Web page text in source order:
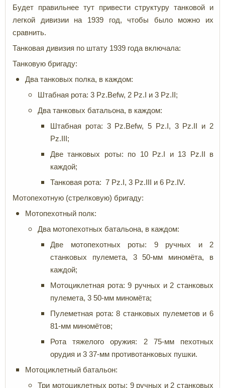
Будет правильнее тут привести структуру танковой и
легкой дивизии на 1939 год, чтобы было можно их
сравнить.
Танковая дивизия по штату 1939 года включала:
Танковую бригаду:
Два танковых полка, в каждом:
Штабная рота: 3 Pz.Befw, 2 Pz.I и 3 Pz.II;
Два танковых батальона, в каждом:
Штабная рота: 3 Pz.Befw, 5 Pz.I, 3 Pz.II и 2
Pz.III;
Две танковых роты: по 10 Pz.I и 13 Pz.II в
каждой;
Танковая рота: 7 Pz.I, 3 Pz.III и 6 Pz.IV.
Мотопехотную (стрелковую) бригаду:
Мотопехотный полк:
Два мотопехотных батальона, в каждом:
Две мотопехотных роты: 9 ручных и 2
станковых пулемета, 3 50-мм миномёта, в
каждой;
Мотоциклетная рота: 9 ручных и 2 станковых
пулемета, 3 50-мм миномёта;
Пулеметная рота: 8 станковых пулеметов и 6
81-мм миномётов;
Рота тяжелого оружия: 2 75-мм пехотных
орудия и 3 37-мм противотанковых пушки.
Мотоциклетный батальон:
Три мотоциклетных роты: 9 ручных и 2 станковых